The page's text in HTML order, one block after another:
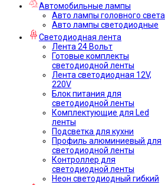
Автомобильные лампы
Авто лампы головного света
Авто лампы светодиодные
Светодиодная лента
Лента 24 Вольт
Готовые комплекты
светодиодной ленты
Лента светодиодная 12V,
220V
Блок питания для
светодиодной ленты
Комплектующие для Led
ленты
Подсветка для кухни
Профиль алюминиевый для
светодиодной ленты
Контроллер для
светодиодной ленты
Неон светодиодный гибкий